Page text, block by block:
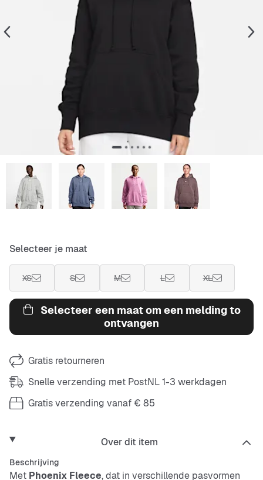
Selecteer je maat
XS S M L XL
Selecteer een maat om een melding to
ontvangen
Gratis retourneren
Snelle verzending met PostNL 1-3 werkdagen
Gratis verzending vanaf € 85
Over dit item
Beschrijving
Met Phoenix Fleece, dat in verschillende pasvormen